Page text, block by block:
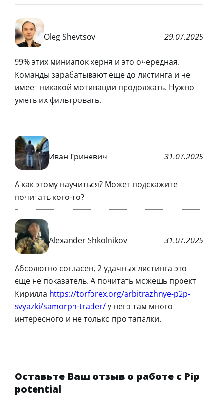
Oleg Shevtsov 29.07.2025
99% этих миниапок херня и это очередная.
Команды зарабатывают еще до листинга и не
имеет никакой мотивации продолжать. Нужно
уметь их фильтровать.
Иван Гриневич 31.07.2025
А как этому научиться? Может подскажите
почитать кого-то?
Alexander Shkolnikov 31.07.2025
Абсолютно согласен, 2 удачных листинга это
еще не показатель. А почитать можешь проект
Кирилла https://torforex.org/arbitrazhnye-p2p-
svyazki/samorph-trader/у него там много
интересного и не только про тапалки.
Оставьте Ваш отзыв о работе с Pip
potential